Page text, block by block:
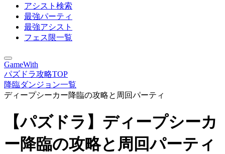
アシスト検索
最強パーティ
最強アシスト
フェス限一覧
GameWith
パズドラ攻略TOP
降臨ダンジョン一覧
ディープシーカー降臨の攻略と周回パーティ
【パズドラ】ディープシーカ
ー降臨の攻略と周回パーティ